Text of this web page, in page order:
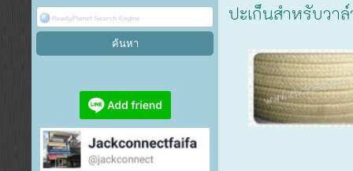
ปะเก็นสำหรับวา